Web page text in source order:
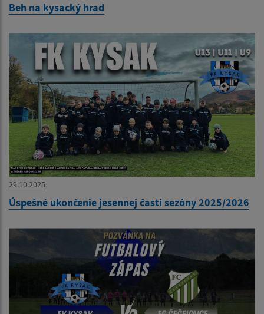
Beh na kysacký hrad
29.10.2025
Úspešné ukončenie jesennej časti sezóny 2025/2026